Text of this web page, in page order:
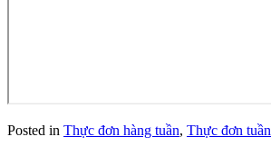
Posted in Thực đơn hàng tuần, Thực đơn tuần